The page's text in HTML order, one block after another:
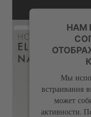
НАМ
Мы
встраивания
может
активности.